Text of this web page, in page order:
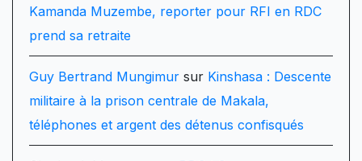
Kamanda Muzembe, reporter pour RFI en RDC
prend sa retraite
Guy Bertrand Mungimur sur Kinshasa : Descente
militaire à la prison centrale de Makala,
téléphones et argent des détenus confisqués